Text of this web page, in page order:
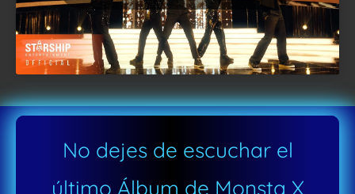
No dejes de escuchar el
último Álbum de Monsta X